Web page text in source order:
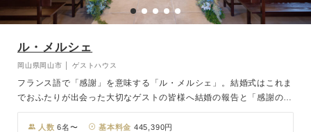
ル・メルシェ
岡山県岡山市 │ ゲストハウス
フランス語で「感謝」を意味する「ル・メルシェ」。結婚式はこれま
でおふたりが出会った大切なゲストの皆様へ結婚の報告と「感謝の気
持ち」をお伝えする日。おふたりが育った背景、大切なゲストのこ
と、これから一生共に歩むパートナーへの想い。おふたりのことをじ
人数 6名〜 基本料金 445,390円